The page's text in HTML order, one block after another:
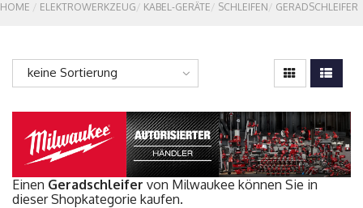
HOME
ELEKTROWERKZEUG KABEL-GERÄTE SCHLEIFEN GERADSCHLEIFER
keine Sortierung
Einen Geradschleifer von Milwaukee können Sie in
dieser Shopkategorie kaufen.